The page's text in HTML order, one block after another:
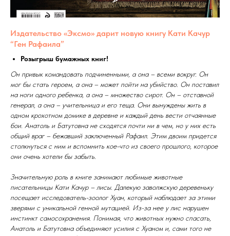
Издательство «Эксмо» дарит новую книгу Кати Качур
“Ген Рафаила”
Розыгрыш бумажных книг!
Он привык командовать подчиненными, а она – всеми вокруг. Он
мог бы стать героем, а она – может пойти на убийство. Он поставил
на ноги одного ребенка, а она – множество сирот. Он – отставной
генерал, а она – учительница и его теща. Они вынуждены жить в
одном крохотном домике в деревне и каждый день вести отчаянные
бои. Анатоль и Батутовна не сходятся почти ни в чем, но у них есть
общий враг – бежавший заключенный Рафаил. Этим двоим придется
столкнуться с ним и вспомнить кое-что из своего прошлого, которое
они очень хотели бы забыть.
Значительную роль в книге занимают любимые животные
писательницы Кати Качур – лисы. Далекую заволжскую деревеньку
посещает исследователь-зоолог Хуан, который наблюдает за этими
зверями с уникальной генной мутацией. Из-за нее у лис нарушен
инстинкт самосохранения. Понимая, что животных нужно спасать,
Анатоль и Батутовна объединяют усилия с Хуаном и, сами того не